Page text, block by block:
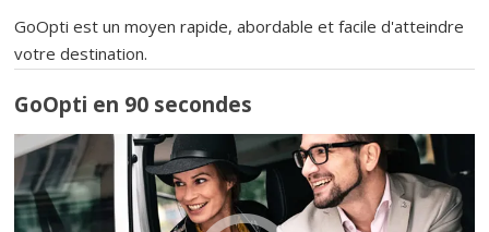
GoOpti est un moyen rapide, abordable et facile d'atteindre
votre destination.
GoOpti en 90 secondes